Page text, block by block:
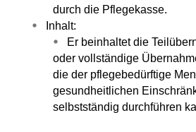
durch die Pflegekasse.
Inhalt:
Er beinhaltet die
oder vollständige
die der pflegebedürftige
gesundheitlichen
selbstständig durchführen